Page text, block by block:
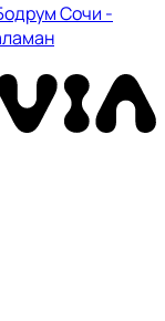
Сочи -